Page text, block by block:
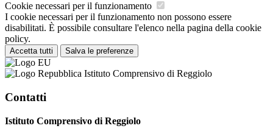
Cookie necessari per il funzionamento
I cookie necessari per il funzionamento non possono essere
disabilitati. È possibile consultare l'elenco nella pagina della cookie
policy.
Accetta tutti Salva le preferenze
Istituto Comprensivo di Reggiolo
Contatti
Istituto Comprensivo di Reggiolo